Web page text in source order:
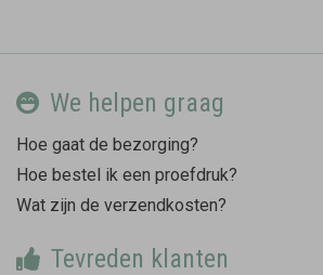
We helpen graag
Hoe gaat de bezorging?
Hoe bestel ik een proefdruk?
Wat zijn de verzendkosten?
Tevreden klanten